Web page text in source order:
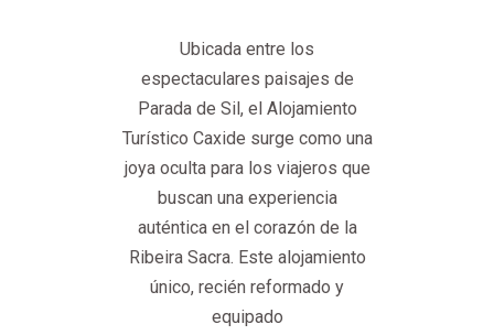
Ubicada entre los
espectaculares paisajes de
Parada de Sil, el Alojamiento
Turístico Caxide surge como una
joya oculta para los viajeros que
buscan una experiencia
auténtica en el corazón de la
Ribeira Sacra. Este alojamiento
único, recién reformado y
equipado